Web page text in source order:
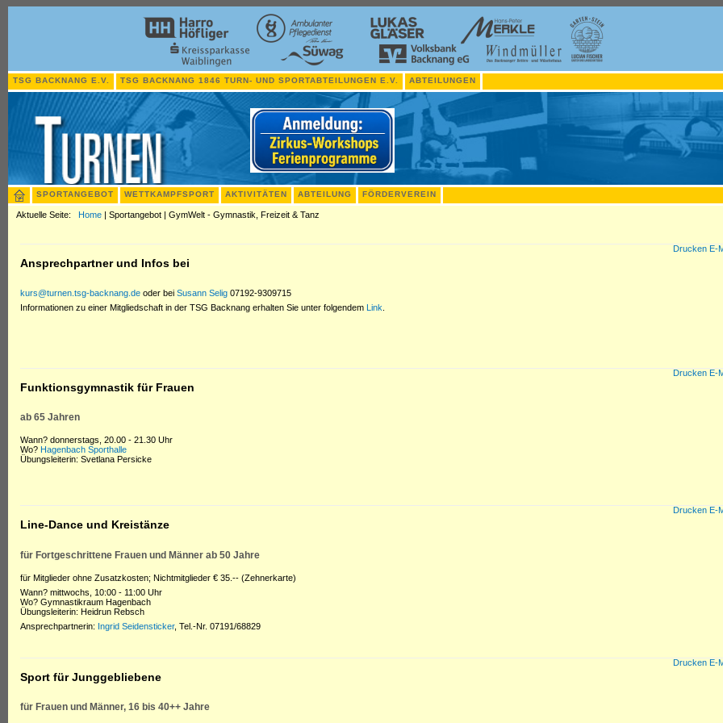
TSG BACKNANG E.V. TSG BACKNANG 1846 TURN- UND SPORTABTEILUNGEN E.V. ABTEILUNGEN
SPORTANGEBOT WETTKAMPFSPORT AKTIVITÄTEN ABTEILUNG FÖRDERVEREIN
Aktuelle Seite: Home | Sportangebot | GymWelt - Gymnastik, Freizeit & Tanz
Drucken E-
Ansprechpartner und Infos bei
kurs@turnen.tsg-backnang.de oder bei Susann Selig 07192-9309715
Informationen zu einer Mitgliedschaft in der TSG Backnang erhalten Sie unter folgendem Link
Drucken E-
Funktionsgymnastik für Frauen
ab 65 Jahren
Wann? donnerstags, 20.00 - 21.30 Uhr
Wo? Hagenbach Sporthalle
Übungsleiterin: Svetlana Persicke
Drucken E-
Line-Dance und Kreistänze
für Fortgeschrittene Frauen und Männer ab 50 Jahre
für Mitglieder ohne Zusatzkosten; Nichtmitglieder € 35.-- (Zehnerkarte)
Wann? mittwochs, 10:00 - 11:00 Uhr
Wo? Gymnastikraum Hagenbach
Übungsleiterin: Heidrun Rebsch
Ansprechpartnerin: Ingrid Seidensticker, Tel.-Nr. 07191/68829
Drucken E-
Sport für Junggebliebene
für Frauen und Männer, 16 bis 40++ Jahre